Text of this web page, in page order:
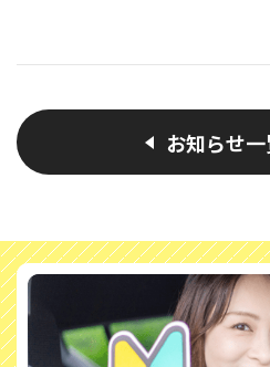
お知らせ